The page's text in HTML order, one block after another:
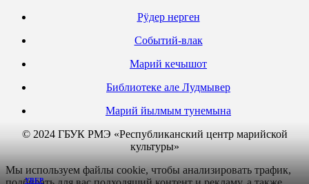
УВЕР
Рӱдер нерген
Событий-влак
Марий кечышот
Библиотеке але Лудмывер
Марий йылмым тунемына
© 2024 ГБУК РМЭ «Республиканский центр марийской
культуры»
Мы используем файлы cookie, чтобы анализировать трафик,